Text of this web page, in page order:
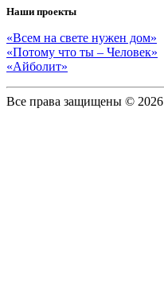
Наши проекты
«Всем на свете нужен дом»
«Потому что ты – Человек»
«Айболит»
Все права защищены © 2026